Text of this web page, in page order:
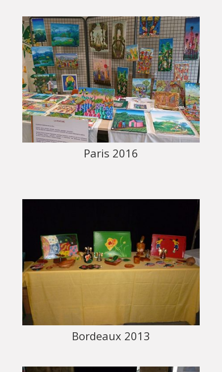
Paris 2016
Bordeaux 2013